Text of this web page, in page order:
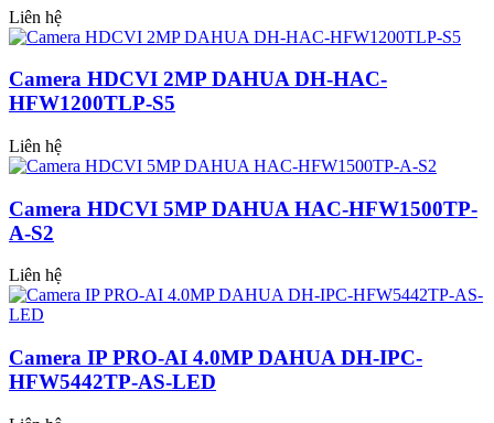
Liên hệ
Camera HDCVI 2MP DAHUA DH-HAC-
HFW1200TLP-S5
Liên hệ
Camera HDCVI 5MP DAHUA HAC-HFW1500TP-
A-S2
Liên hệ
Camera IP PRO-AI 4.0MP DAHUA DH-IPC-
HFW5442TP-AS-LED